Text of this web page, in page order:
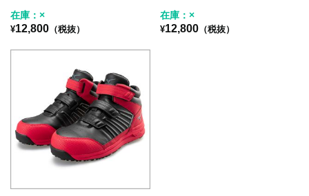
在庫：×
¥12,800 （税抜）
在庫：×
¥12,800 （税抜）